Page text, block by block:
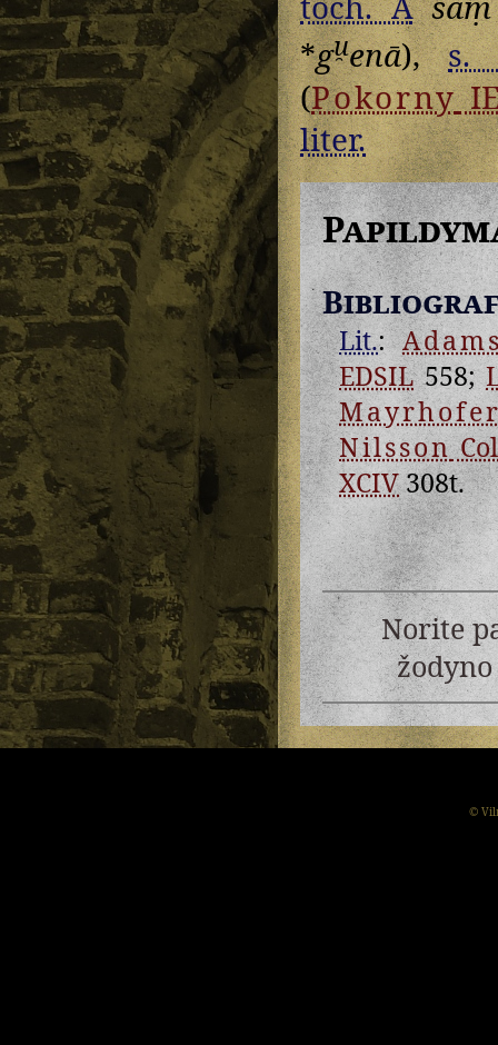
*gu̯enā),s.
(Pokorny
liter.
Lit.:
EDSIL558;
Nilsson
XCIV308t.
Norite
©